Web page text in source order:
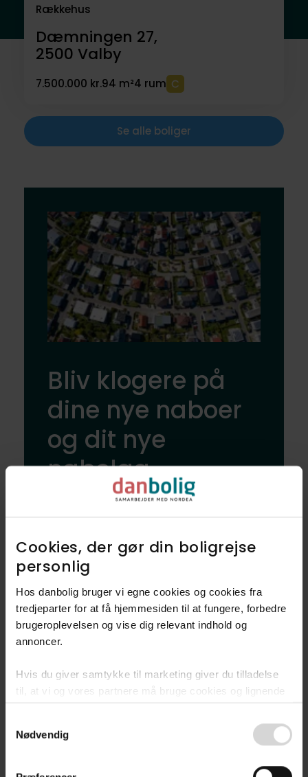
Cookies, der gør din boligrejse
personlig​
Hos danbolig bruger vi egne cookies og cookies fra
tredjeparter for at få hjemmesiden til at fungere, forbedre
brugeroplevelsen og vise dig relevant indhold og
annoncer.​
Hvis du giver samtykke til marketing giver du tilladelse
til, at vi og vores partnere må bruge cookies og lignende
danbolig.dk. Vi kan kombinere disse oplysninger med
andre data og anvende dem til målrettet markedsføring til
Selection
Nødvendig
Rækkehus
Dæmningen 27,
2500 Valby
7.500.000 kr.94 m²4 rum
Se alle boliger
Bliv klogere på
dine nye naboer
og dit nye
nabolag
Udforsk vores finmaskede data, og
kendetegner Aalholm.
Dyk ned i Aalholm
Fandt du ikke
Bliv en del af vores